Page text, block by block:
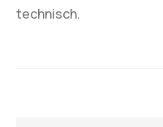
technisch.